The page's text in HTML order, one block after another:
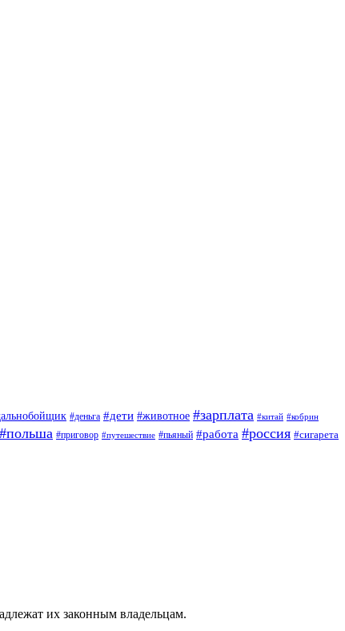
#деньга #дети #животное #зарплата #китай #кобрин
#польша #приговор #путешествие #пьяный #работа #россия #сигарета
их законным владельцам.